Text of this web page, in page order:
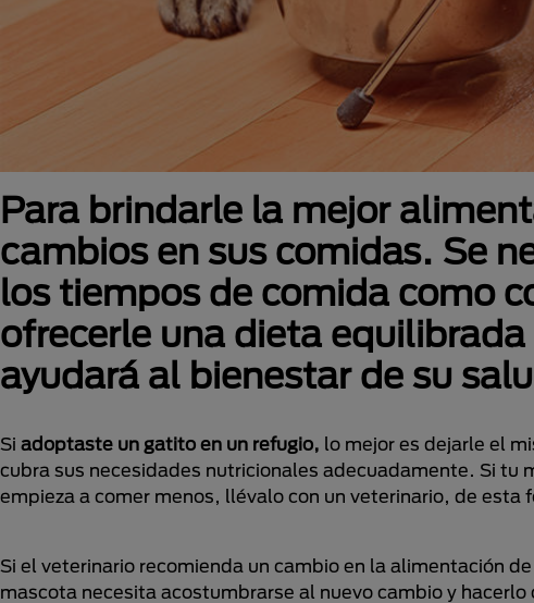
Para brindarle la mejor
cambios en sus comidas. Se
los tiempos de comida como
ofrecerle una dieta
ayudará al bienestar de su
Si adoptaste un gatito en un refugio, lo mejor es dejarle el
cubra sus necesidades nutricionales adecuadamente. Si tu
empieza a comer menos, llévalo con un veterinario, de
Si el veterinario recomienda un cambio en la alimentación
mascota necesita acostumbrarse al nuevo cambio y hacerlo